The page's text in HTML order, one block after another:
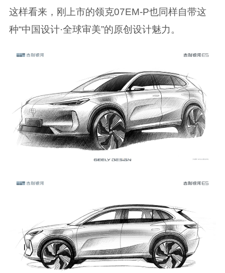
这样看来，刚上市的领克07EM-P也同样自带这
种“中国设计·全球审美”的原创设计魅力。